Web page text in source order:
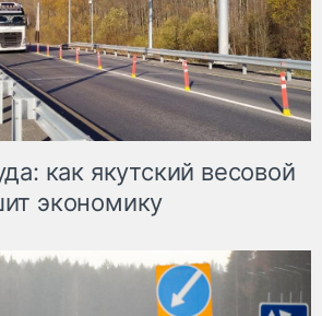
как якутский весовой
экономику